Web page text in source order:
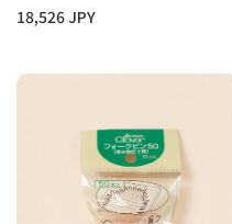
ョン製品です。
18,526 JPY